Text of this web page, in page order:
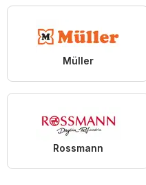
Müller
Rossmann